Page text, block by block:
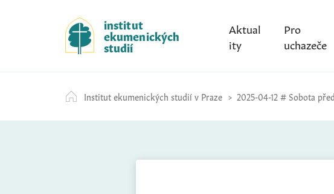
k
i
p
t
c
o
institut
ekumenických
studií
Aktual
ity
Pro
uchazeče
Institut ekumenických studií v Praze 2025-04-12 # Sobota